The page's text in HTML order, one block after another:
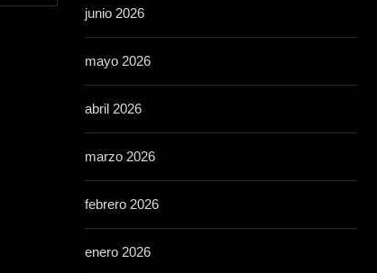
junio 2026
mayo 2026
abril 2026
marzo 2026
febrero 2026
enero 2026